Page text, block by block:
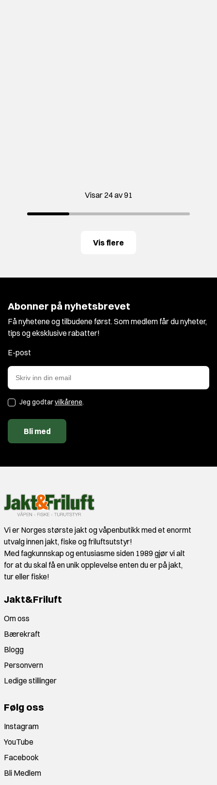
Visar 24 av 91
Vis flere
Abonner på nyhetsbrevet
Få nyhetene og tilbudene først. Som medlem får du nyheter,
tips og eksklusive rabatter!
E-post
Jeg godtarvilkårene.
Bli med
Vi er Norges største jakt og våpenbutikk med et enormt
utvalg innen jakt, fiske og friluftsutstyr!
Med fagkunnskap og entusiasme siden 1989 gjør vi alt
for at du skal få en unik opplevelse enten du er på jakt,
tur eller fiske!
Jakt&Friluft
Om oss
Bærekraft
Blogg
Personvern
Ledige stillinger
Følg oss
Instagram
YouTube
Facebook
Bli Medlem